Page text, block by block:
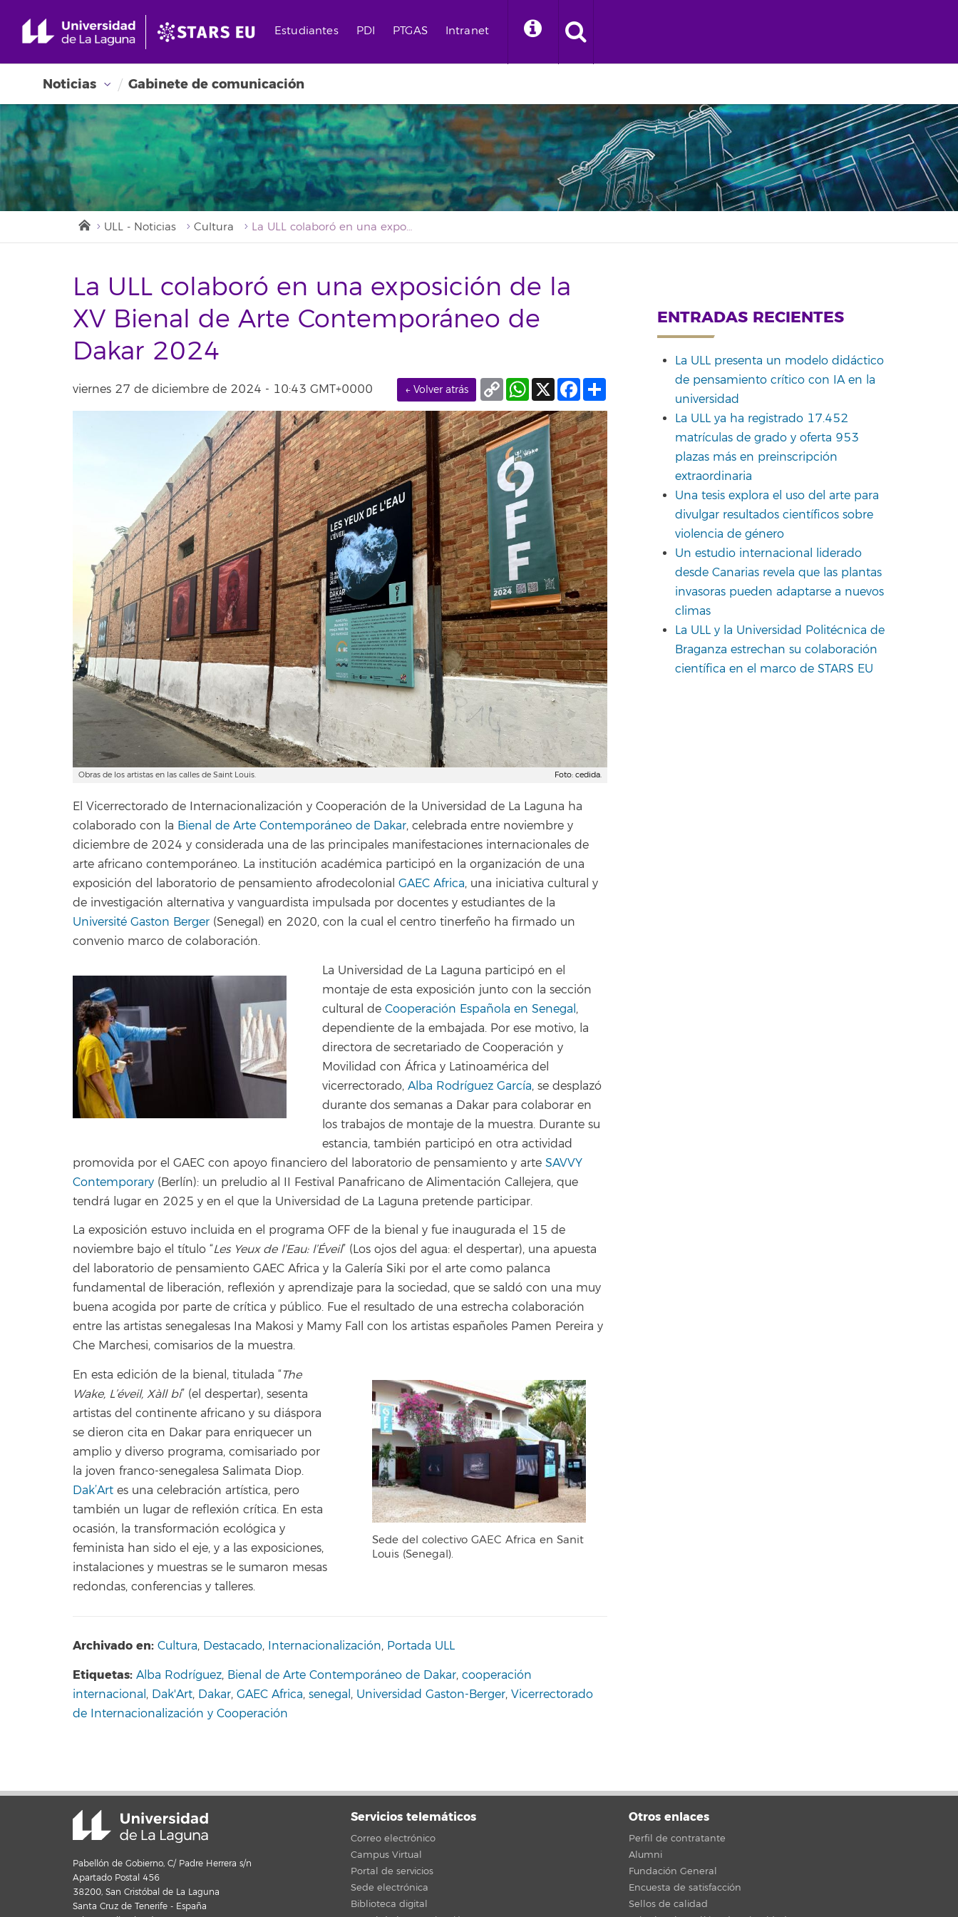
Estudiantes PDI PTGAS Intranet
Noticias Gabinete de comunicación
ULL - Noticias Cultura La ULL colaboró en una exposición de la XV Bienal de Arte Contemporáneo de Dakar 2024
La ULL colaboró en una exposición de la
XV Bienal de Arte Contemporáneo de
Dakar 2024
viernes 27 de diciembre de 2024 - 10:43 GMT+0000 ← Volver atrás Facebook
X
WhatsApp
Copy
Link
Obras de los artistas en las calles de Saint Louis. Foto: cedida.
El Vicerrectorado de Internacionalización y Cooperación de la Universidad de La Laguna ha
colaborado con la Bienal de Arte Contemporáneo de Dakar, celebrada entre noviembre y
diciembre de 2024 y considerada una de las principales manifestaciones internacionales de
arte africano contemporáneo. La institución académica participó en la organización de una
exposición del laboratorio de pensamiento afrodecolonial GAEC Africa, una iniciativa cultural y
de investigación alternativa y vanguardista impulsada por docentes y estudiantes de la
Université Gaston Berger (Senegal) en 2020, con la cual el centro tinerfeño ha firmado un
convenio marco de colaboración.
La Universidad de La Laguna participó en el
montaje de esta exposición junto con la sección
cultural de Cooperación Española en Senegal ,
dependiente de la embajada. Por ese motivo, la
directora de secretariado de Cooperación y
Movilidad con África y Latinoamérica del
vicerrectorado, Alba Rodríguez García, se desplazó
durante dos semanas a Dakar para colaborar en
los trabajos de montaje de la muestra. Durante su
estancia, también participó en otra actividad
promovida por el GAEC con apoyo financiero del laboratorio de pensamiento y arte SAVVY
Contemporary (Berlín): un preludio al II Festival Panafricano de Alimentación Callejera, que
tendrá lugar en 2025 y en el que la Universidad de La Laguna pretende participar.
La exposición estuvo incluida en el programa OFF de la bienal y fue inaugurada el 15 de
noviembre bajo el título “Les Yeux de l’Eau: l’Éveil” (Los ojos del agua: el despertar), una apuesta
del laboratorio de pensamiento GAEC Africa y la Galería Siki por el arte como palanca
fundamental de liberación, reflexión y aprendizaje para la sociedad, que se saldó con una muy
buena acogida por parte de crítica y público. Fue el resultado de una estrecha colaboración
entre las artistas senegalesas Ina Makosi y Mamy Fall con los artistas españoles Pamen Pereira y
Che Marchesi, comisarios de la muestra.
Sede del colectivo GAEC Africa en Sanit
Louis (Senegal).
En esta edición de la bienal, titulada “The
Wake, L’éveil, Xàll bi” (el despertar), sesenta
artistas del continente africano y su diáspora
se dieron cita en Dakar para enriquecer un
amplio y diverso programa, comisariado por
la joven franco-senegalesa Salimata Diop.
Dak’Art es una celebración artística, pero
también un lugar de reflexión crítica. En esta
ocasión, la transformación ecológica y
feminista han sido el eje, y a las exposiciones,
instalaciones y muestras se le sumaron mesas
redondas, conferencias y talleres.
Archivado en: Cultura, Destacado, Internacionalización, Portada ULL
Etiquetas: Alba Rodríguez, Bienal de Arte Contemporáneo de Dakar, cooperación
internacional, Dak'Art, Dakar, GAEC Africa, senegal, Universidad Gaston-Berger, Vicerrectorado
de Internacionalización y Cooperación
ENTRADAS RECIENTES
La ULL presenta un modelo didáctico
de pensamiento crítico con IA en la
universidad
La ULL ya ha registrado 17.452
matrículas de grado y oferta 953
plazas más en preinscripción
extraordinaria
Una tesis explora el uso del arte para
divulgar resultados científicos sobre
violencia de género
Un estudio internacional liderado
desde Canarias revela que las plantas
invasoras pueden adaptarse a nuevos
climas
La ULL y la Universidad Politécnica de
Braganza estrechan su colaboración
científica en el marco de STARS EU
Pabellón de Gobierno, C/ Padre Herrera s/n
Apartado Postal 456
38200, San Cristóbal de La Laguna
Santa Cruz de Tenerife - España
Servicios telemáticos
Correo electrónico
Campus Virtual
Portal de servicios
Sede electrónica
Biblioteca digital
Otros enlaces
Perfil de contratante
Alumni
Fundación General
Encuesta de satisfacción
Sellos de calidad